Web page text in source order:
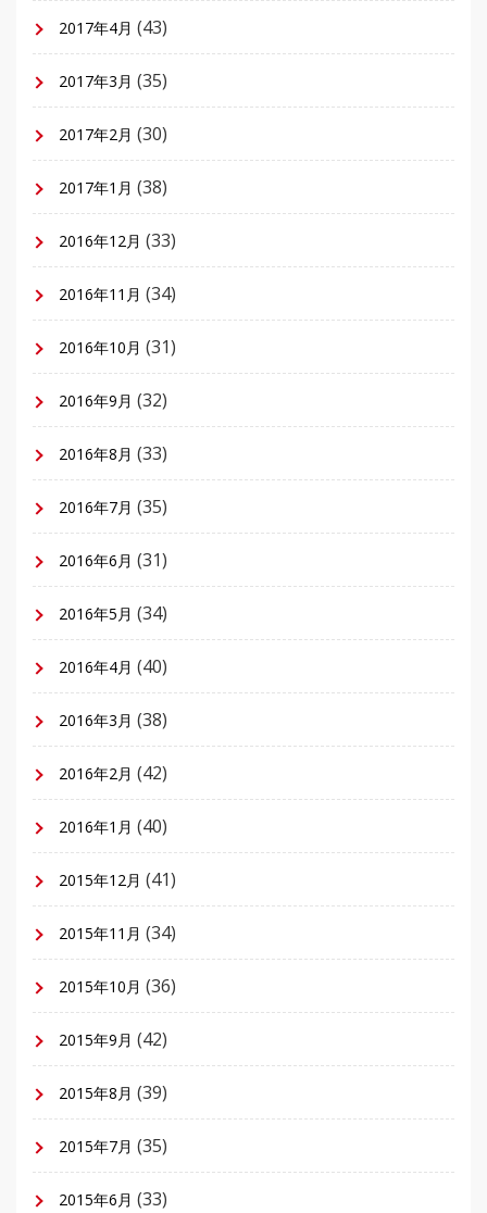
2017年4月 (43)
2017年3月 (35)
2017年2月 (30)
2017年1月 (38)
2016年12月 (33)
2016年11月 (34)
2016年10月 (31)
2016年9月 (32)
2016年8月 (33)
2016年7月 (35)
2016年6月 (31)
2016年5月 (34)
2016年4月 (40)
2016年3月 (38)
2016年2月 (42)
2016年1月 (40)
2015年12月 (41)
2015年11月 (34)
2015年10月 (36)
2015年9月 (42)
2015年8月 (39)
2015年7月 (35)
2015年6月 (33)